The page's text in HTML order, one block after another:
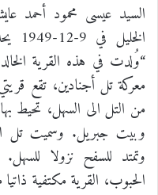
السيد عيسى محمود أحمد
“وُلدت في هذه القرية
معركة تل أجنادين، تقع
من التل الى السهل، تحيط
وبيت جبريل. وسميت تل
وتمتد للسفح نزولا
الحبوب، القرية مكتفية